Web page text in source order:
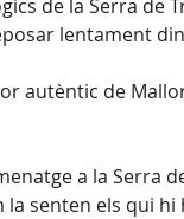
de la Serra
lentament
autèntic de
a la Serra
senten els qui